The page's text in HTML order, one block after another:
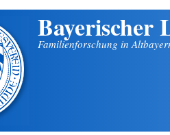
Bayerischer
Familienforschung in